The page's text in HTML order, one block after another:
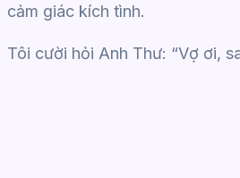
cảm giác kích tình.
Tôi cười hỏi Anh Thư: “Vợ ơi,